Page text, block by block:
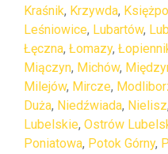
Kraśnik, Krzywda,
Leśniowice, Lubartów,
Łęczna, Łomazy,
Miączyn, Michów,
Milejów, Mircze,
Duża, Niedźwiada, Nielisz,
Lubelskie, Ostrów
Poniatowa, Potok Górny,